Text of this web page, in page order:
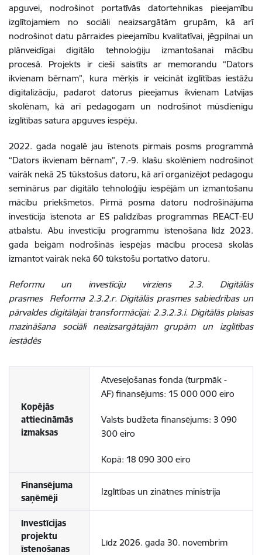
apguvei, nodrošinot portatīvās datortehnikas pieejamību
izglītojamiem no sociāli neaizsargātām grupām, kā arī
nodrošinot datu pārraides pieejamību kvalitatīvai, jēgpilnai un
plānveidīgai digitālo tehnoloģiju izmantošanai mācību
procesā. Projekts ir cieši saistīts ar memorandu “Dators
ikvienam bērnam”, kura mērķis ir veicināt izglītības iestāžu
digitalizāciju, padarot datorus pieejamus ikvienam Latvijas
skolēnam, kā arī pedagogam un nodrošinot mūsdienīgu
izglītības satura apguves iespēju.
2022. gada nogalē jau īstenots pirmais posms programmā
“Dators ikvienam bērnam”, 7.-9. klašu skolēniem nodrošinot
vairāk nekā 25 tūkstošus datoru, kā arī organizējot pedagogu
seminārus par digitālo tehnoloģiju iespējām un izmantošanu
mācību priekšmetos. Pirmā posma datoru nodrošinājuma
investīcija īstenota ar ES palīdzības programmas REACT-EU
atbalstu. Abu investīciju programmu īstenošana līdz 2023.
gada beigām nodrošinās iespējas mācību procesā skolās
izmantot vairāk nekā 60 tūkstošu portatīvo datoru.
Reformu un investīciju virziens 2.3. Digitālās
prasmes
Reforma 2.3.2.r. Digitālās prasmes sabiedrības un
pārvaldes digitālajai transformācijai: 2.3.2.3.i. Digitālās plaisas
mazināšana sociāli neaizsargātajām grupām un izglītības
iestādēs
Kopējās
attiecināmās
izmaksas
Atveseļošanas fonda (turpmāk -
AF) finansējums: 15 000 000 eiro
Valsts budžeta finansējums: 3 090
300 eiro
Kopā: 18 090 300 eiro
Finansējuma
saņēmēji
Izglītības un zinātnes ministrija
Investīcijas
projektu
īstenošanas
Līdz 2026. gada 30. novembrim